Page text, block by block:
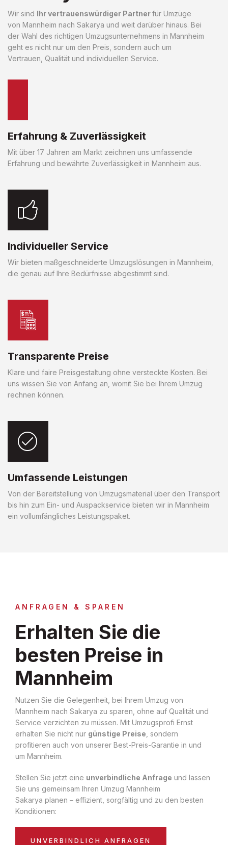
Wir sind Ihr vertrauenswürdiger Partnerfür Umzüge
von Mannheim nach Sakarya und weit darüber hinaus. Bei
der Wahl des richtigen Umzugsunternehmens in Mannheim
geht es nicht nur um den Preis, sondern auch um
Vertrauen, Qualität und individuellen Service.
Erfahrung & Zuverlässigkeit
Mit über 17 Jahren am Markt zeichnen uns umfassende
Erfahrung und bewährte Zuverlässigkeit in Mannheim aus.
Individueller Service
Wir bieten maßgeschneiderte Umzugslösungen in Mannheim,
die genau auf Ihre Bedürfnisse abgestimmt sind.
Transparente Preise
Klare und faire Preisgestaltung ohne versteckte Kosten. Bei
uns wissen Sie von Anfang an, womit Sie bei Ihrem Umzug
rechnen können.
Umfassende Leistungen
Von der Bereitstellung von Umzugsmaterial über den Transport
bis hin zum Ein- und Auspackservice bieten wir in Mannheim
ein vollumfängliches Leistungspaket.
ANFRAGEN & SPAREN
Erhalten Sie die
besten Preise in
Mannheim
Nutzen Sie die Gelegenheit, bei Ihrem Umzug von
Mannheim nach Sakarya zu sparen, ohne auf Qualität und
Service verzichten zu müssen. Mit Umzugsprofi Ernst
erhalten Sie nicht nur günstige Preise , sondern
profitieren auch von unserer Best-Preis-Garantie in und
um Mannheim.
Stellen Sie jetzt eine unverbindliche Anfrage und lassen
Sie uns gemeinsam Ihren Umzug Mannheim
Sakarya planen – effizient, sorgfältig und zu den besten
Konditionen:
UNVERBINDLICH ANFRAGEN